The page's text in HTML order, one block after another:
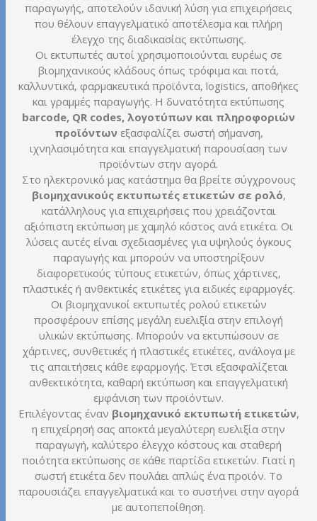
παραγωγής, αποτελούν ιδανική λύση για επιχειρήσεις
που θέλουν επαγγελματικό αποτέλεσμα και πλήρη
έλεγχο της διαδικασίας εκτύπωσης.
Οι εκτυπωτές αυτοί χρησιμοποιούνται ευρέως σε
βιομηχανικούς κλάδους όπως τρόφιμα και ποτά,
καλλυντικά, φαρμακευτικά προϊόντα, logistics, αποθήκες
και γραμμές παραγωγής. Η δυνατότητα εκτύπωσης
barcode, QR codes, λογοτύπων και πληροφοριών
προϊόντωνεξασφαλίζει σωστή σήμανση,
ιχνηλασιμότητα και επαγγελματική παρουσίαση των
προϊόντων στην αγορά.
Στο ηλεκτρονικό μας κατάστημα θα βρείτε σύγχρονους
βιομηχανικούς εκτυπωτές ετικετών σε ρολό,
κατάλληλους για επιχειρήσεις που χρειάζονται
αξιόπιστη εκτύπωση με χαμηλό κόστος ανά ετικέτα. Οι
λύσεις αυτές είναι σχεδιασμένες για υψηλούς όγκους
παραγωγής και μπορούν να υποστηρίξουν
διαφορετικούς τύπους ετικετών, όπως χάρτινες,
πλαστικές ή ανθεκτικές ετικέτες για ειδικές εφαρμογές.
Οι βιομηχανικοί εκτυπωτές ρολού ετικετών
προσφέρουν επίσης μεγάλη ευελιξία στην επιλογή
υλικών εκτύπωσης. Μπορούν να εκτυπώσουν σε
χάρτινες, συνθετικές ή πλαστικές ετικέτες, ανάλογα με
τις απαιτήσεις κάθε εφαρμογής. Έτσι εξασφαλίζεται
ανθεκτικότητα, καθαρή εκτύπωση και επαγγελματική
εμφάνιση των προϊόντων.
Επιλέγοντας έναν βιομηχανικό εκτυπωτή ετικετών,
η επιχείρησή σας αποκτά μεγαλύτερη ευελιξία στην
παραγωγή, καλύτερο έλεγχο κόστους και σταθερή
ποιότητα εκτύπωσης σε κάθε παρτίδα ετικετών. Γιατί η
σωστή ετικέτα δεν πουλάει απλώς ένα προϊόν. Το
παρουσιάζει επαγγελματικά και το συστήνει στην αγορά
με αυτοπεποίθηση.